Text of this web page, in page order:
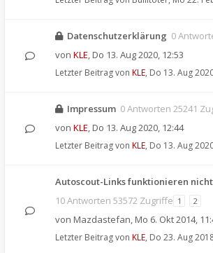
Datenschutzerklärung 0
von KLE, Do 13. Aug 2020, 12:53
Letzter Beitrag von KLE, Do 13. Aug
Impressum 0 Antworten 25241
von KLE, Do 13. Aug 2020, 12:44
Letzter Beitrag von KLE, Do 13. Aug
Autoscout-Links funktionieren
10 Antworten 53572 Zugriffe 1 2
von Mazdastefan, Mo 6. Okt 2014,
Letzter Beitrag von KLE, Do 23. Aug